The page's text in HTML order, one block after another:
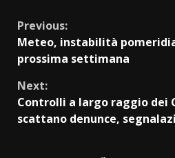
Continue
Reading
Previous:
Meteo, instabilità
prossima settimana
Next:
Controlli a largo raggio dei
scattano denunce,